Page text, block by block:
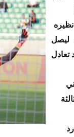
على نظيره
ليصل
تعادل